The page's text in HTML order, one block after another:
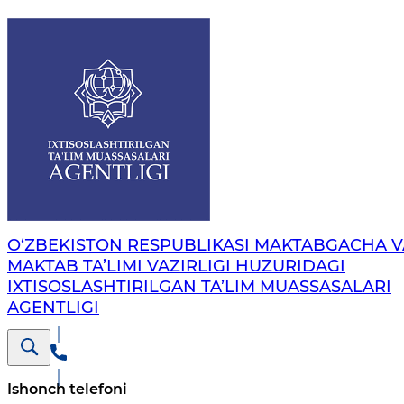
O‘ZBEKISTON RESPUBLIKASI MAKTABGACHA
MAKTAB TA’LIMI VAZIRLIGI HUZURIDAGI
IXTISOSLASHTIRILGAN TA’LIM MUASSASALARI
AGENTLIGI
Ishonch telefoni